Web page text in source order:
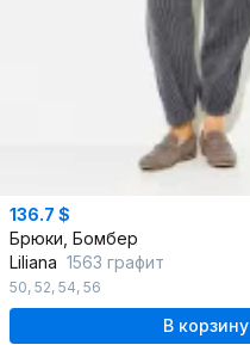
136.7 $
Брюки, Бомбер
Liliana 1563 графит
50, 52, 54, 56
В корзину